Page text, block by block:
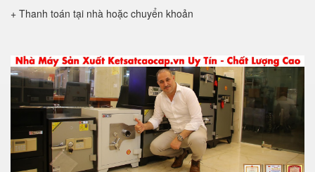
+ Thanh toán tại nhà hoặc chuyển khoản